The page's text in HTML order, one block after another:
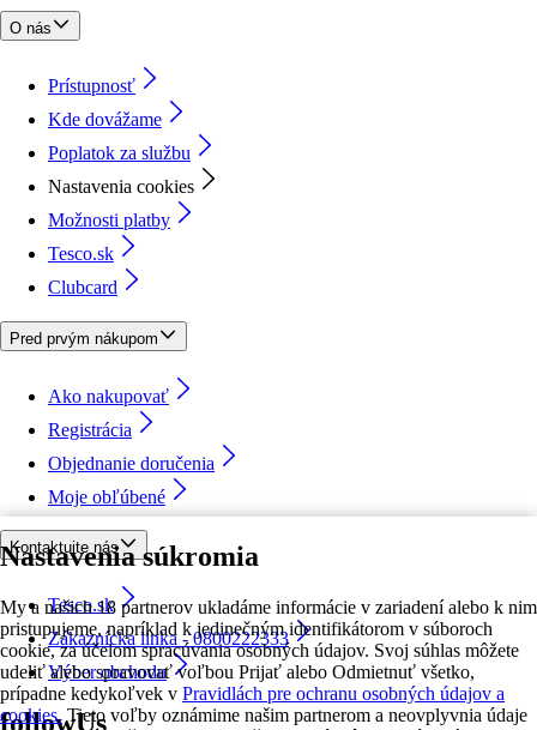
Nastavenia súkromia
My a našich 18 partnerov ukladáme informácie v zariadení alebo k nim
pristupujeme, napríklad k jedinečným identifikátorom v súboroch
cookie, za účelom spracúvania osobných údajov. Svoj súhlas môžete
udeliť alebo spravovať voľbou Prijať alebo Odmietnuť všetko,
prípadne kedykoľvek v Pravidlách pre ochranu osobných údajov a
cookies. Tieto voľby oznámime našim partnerom a neovplyvnia údaje
O nás
Prístupnosť
Kde dovážame
Poplatok za službu
Nastavenia cookies
Možnosti platby
Tesco.sk
Clubcard
Pred prvým nákupom
Ako nakupovať
Registrácia
Objednanie doručenia
Moje obľúbené
Kontaktujte nás
Tesco.sk
Zákaznícka linka - 0800222333
Výber obchodu
followUs